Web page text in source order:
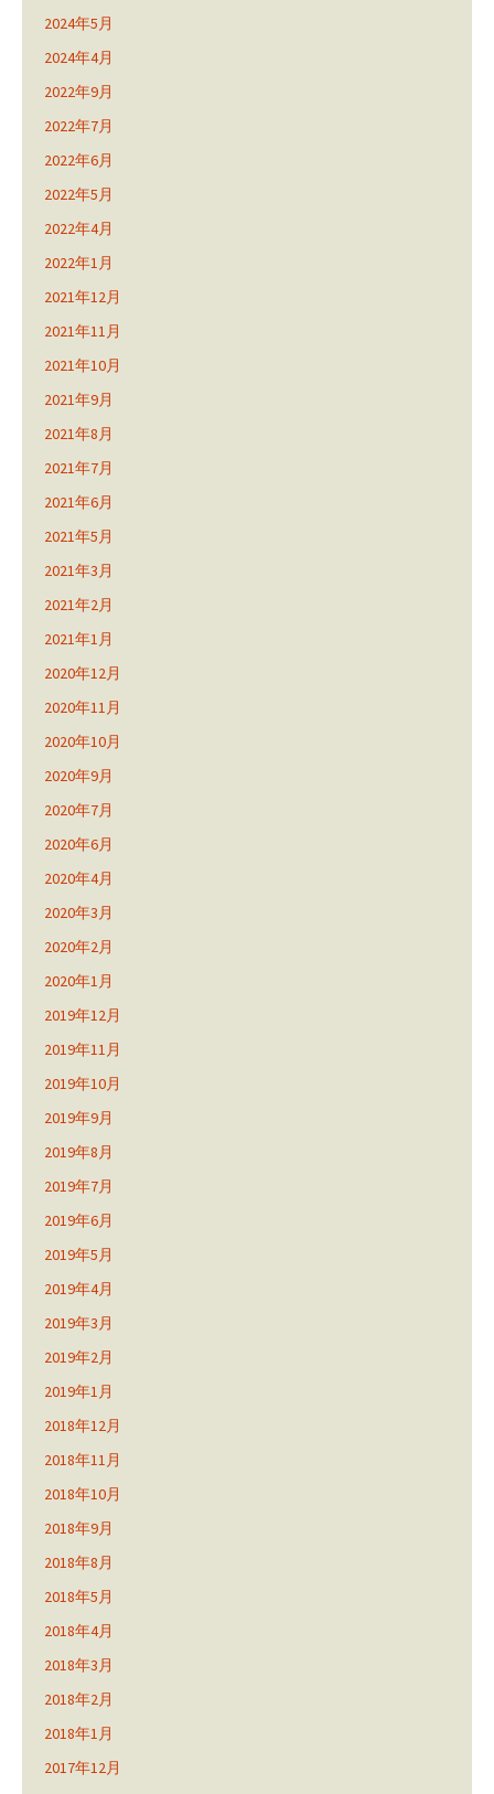
2024年5月
2024年4月
2022年9月
2022年7月
2022年6月
2022年5月
2022年4月
2022年1月
2021年12月
2021年11月
2021年10月
2021年9月
2021年8月
2021年7月
2021年6月
2021年5月
2021年3月
2021年2月
2021年1月
2020年12月
2020年11月
2020年10月
2020年9月
2020年7月
2020年6月
2020年4月
2020年3月
2020年2月
2020年1月
2019年12月
2019年11月
2019年10月
2019年9月
2019年8月
2019年7月
2019年6月
2019年5月
2019年4月
2019年3月
2019年2月
2019年1月
2018年12月
2018年11月
2018年10月
2018年9月
2018年8月
2018年5月
2018年4月
2018年3月
2018年2月
2018年1月
2017年12月